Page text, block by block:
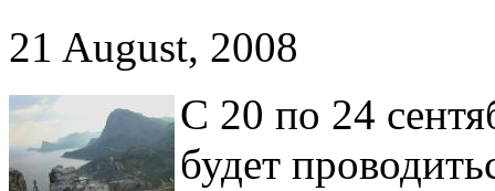
21 August, 2008
С 20 по 24
будет